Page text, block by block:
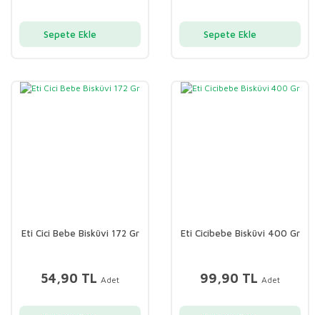
Sepete Ekle Sepete Ekle
Eti Cici Bebe Bisküvi 172 Gr
54,90 TL Adet
Eti Cicibebe Bisküvi 400 Gr
99,90 TL Adet